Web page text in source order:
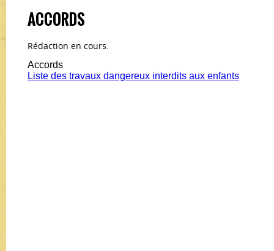
Vous êtes ici
ACCORDS
Rédaction en cours.
Accords
Liste des travaux dangereux interdits aux enfants